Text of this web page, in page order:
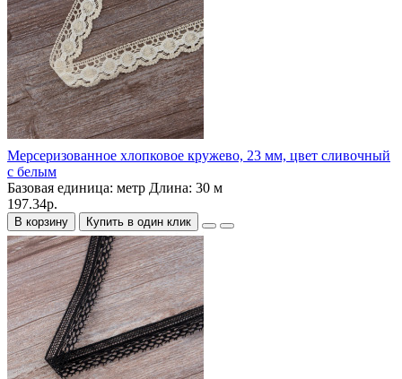
Мерсеризованное хлопковое кружево, 23 мм, цвет сливочный
с белым
Базовая единица: метр Длина: 30 м
197.34р.
В корзину Купить в один клик